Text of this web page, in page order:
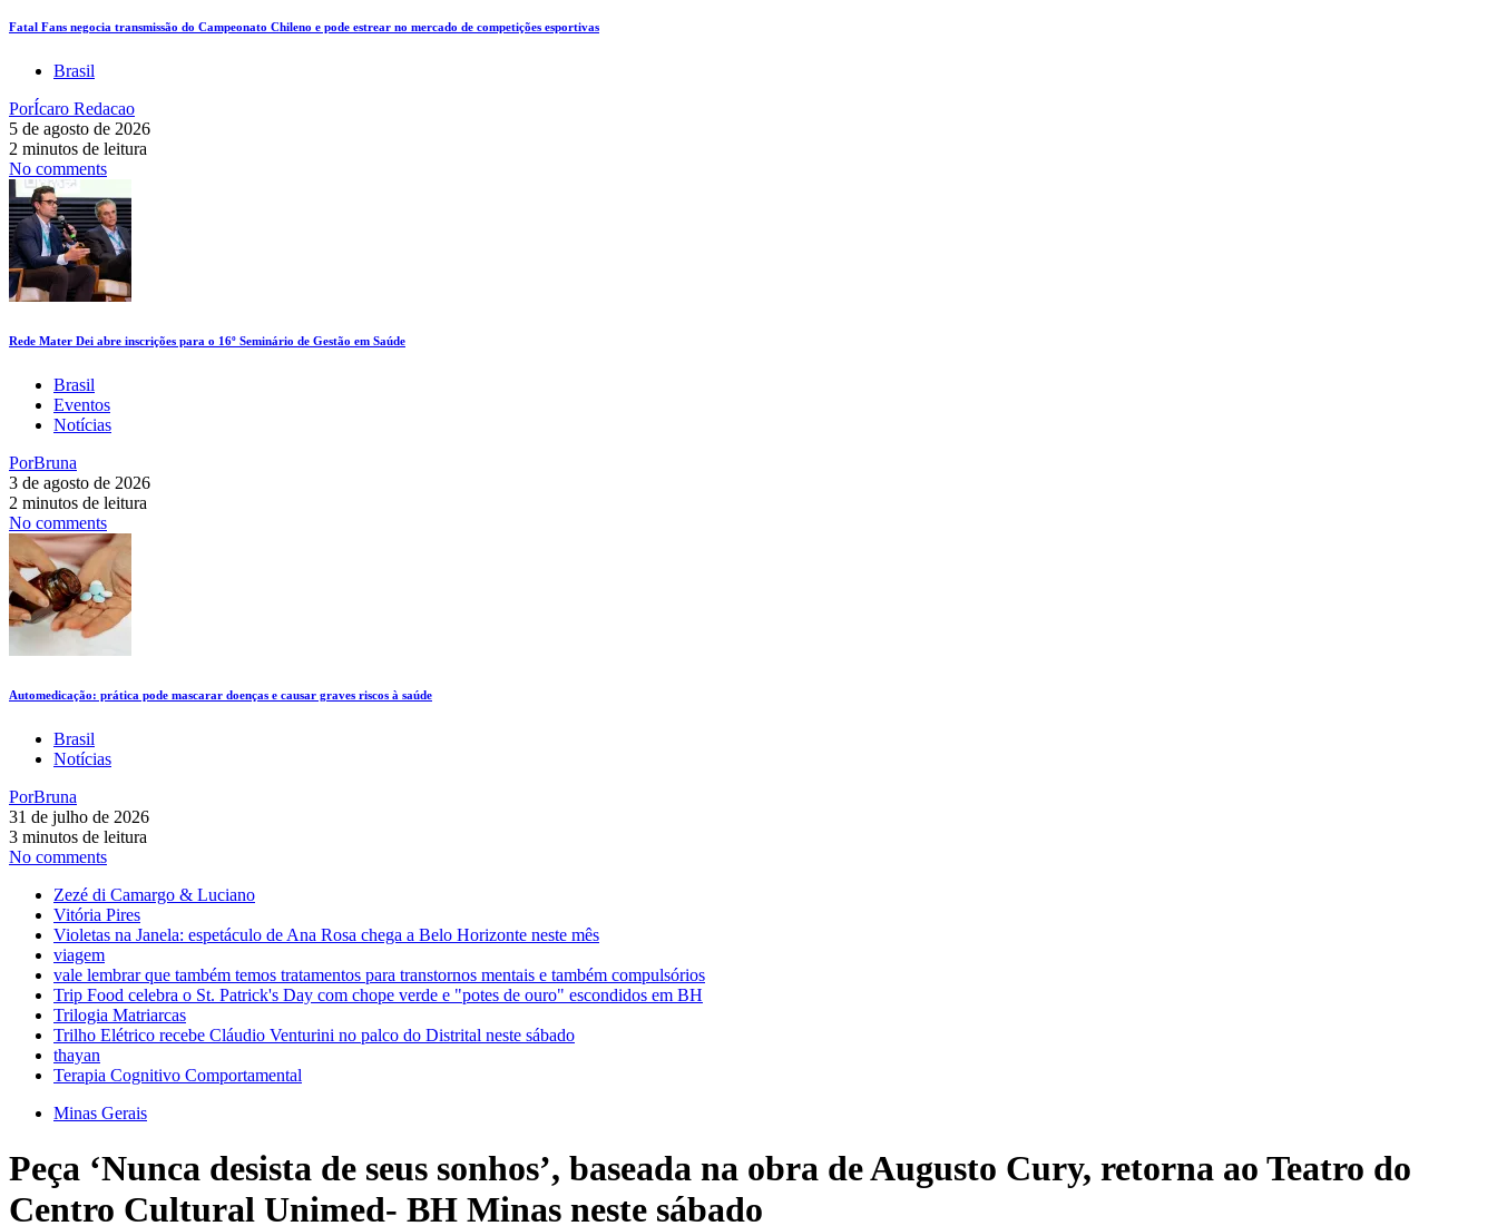
Fatal Fans negocia transmissão do Campeonato Chileno e pode estrear no mercado de competições esportivas
Brasil
PorÍcaro Redacao
5 de agosto de 2026
2 minutos de leitura
No comments
Rede Mater Dei abre inscrições para o 16º Seminário de Gestão em Saúde
Brasil
Eventos
Notícias
PorBruna
3 de agosto de 2026
2 minutos de leitura
No comments
Automedicação: prática pode mascarar doenças e causar graves riscos à saúde
Brasil
Notícias
PorBruna
31 de julho de 2026
3 minutos de leitura
No comments
Zezé di Camargo & Luciano
Vitória Pires
Violetas na Janela: espetáculo de Ana Rosa chega a Belo Horizonte neste mês
viagem
vale lembrar que também temos tratamentos para transtornos mentais e também compulsórios
Trip Food celebra o St. Patrick's Day com chope verde e "potes de ouro" escondidos em BH
Trilogia Matriarcas
Trilho Elétrico recebe Cláudio Venturini no palco do Distrital neste sábado
thayan
Terapia Cognitivo Comportamental
Minas Gerais
Peça ‘Nunca desista de seus sonhos’, baseada na obra de Augusto Cury, retorna ao Teatro do
Centro Cultural Unimed- BH Minas neste sábado